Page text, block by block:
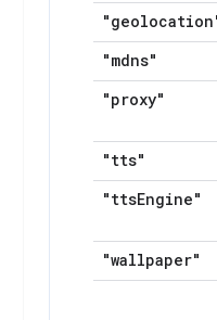
"mdns"
"proxy"
"tts"
"ttsEngine"
"wallpaper"